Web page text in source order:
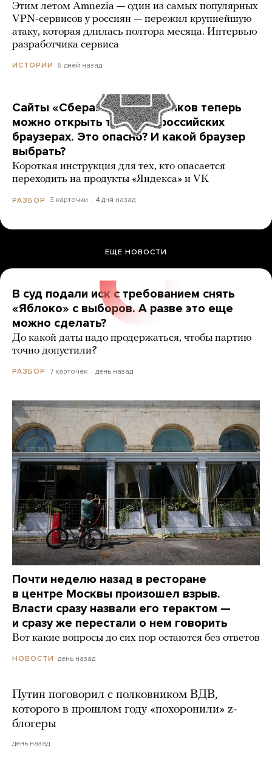
Этим летом Amnezia — один из самых популярных
VPN-сервисов у россиян — пережил крупнейшую
атаку, которая длилась полтора месяца. Интервью
разработчика сервиса
ИСТОРИИ 6 дней назад
Сайты «Сбера» и других банков теперь
можно открыть только в российских
браузерах. Это опасно? И какой браузер
выбрать?
Короткая инструкция для тех, кто опасается
переходить на продукты «Яндекса» и VK
РАЗБОР 3 карточки 4 дня назад
ЕЩЕ НОВОСТИ
В суд подали иск с требованием снять
«Яблоко» с выборов. А разве это еще
можно сделать?
До какой даты надо продержаться, чтобы партию
точно допустили?
РАЗБОР 7 карточек день назад
Почти неделю назад в ресторане
в центре Москвы произошел взрыв.
Власти сразу назвали его терактом —
и сразу же перестали о нем говорить
Вот какие вопросы до сих пор остаются без ответов
НОВОСТИ день назад
Путин поговорил с полковником ВДВ,
которого в прошлом году «похоронили» z-
блогеры
день назад